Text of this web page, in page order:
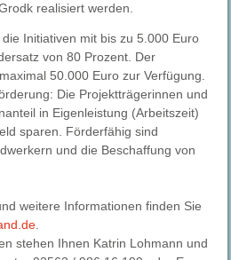
realisiert werden.
Initiativen mit bis zu 5.000 Euro
von 80 Prozent. Der
50.000 Euro zur Verfügung.
Die Projektträgerinnen und
in Eigenleistung (Arbeitszeit)
sparen. Förderfähig sind
und die Beschaffung von
weitere Informationen finden Sie
.
stehen Ihnen Katrin Lohmann und